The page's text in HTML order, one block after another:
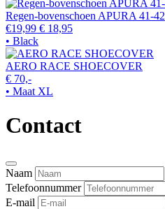
Regen-bovenschoen APURA 41-42
€19,99 € 18,95
• Black
AERO RACE SHOECOVER
€ 70,-
• Maat XL
Contact
Naam
Telefoonnummer
E-mail